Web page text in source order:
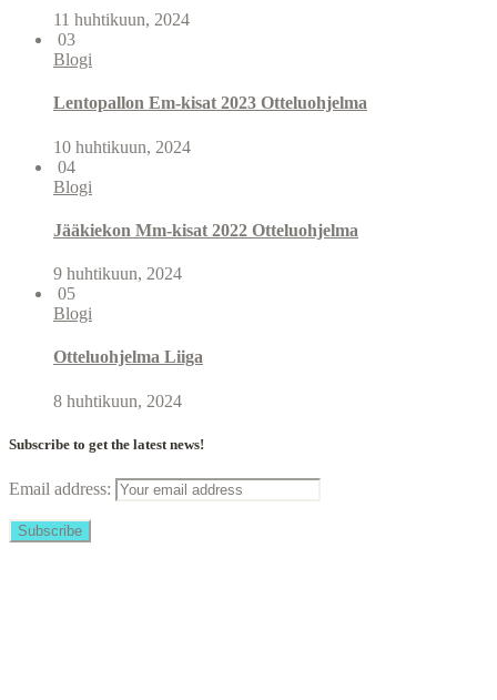
11 huhtikuun, 2024
03
Blogi
Lentopallon Em-kisat 2023 Otteluohjelma
10 huhtikuun, 2024
04
Blogi
Jääkiekon Mm-kisat 2022 Otteluohjelma
9 huhtikuun, 2024
05
Blogi
Otteluohjelma Liiga
8 huhtikuun, 2024
Subscribe to get the latest news!
Email address: